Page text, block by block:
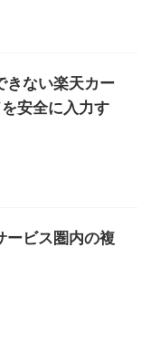
ない楽天カー
安全に入力す
ビス圏内の複